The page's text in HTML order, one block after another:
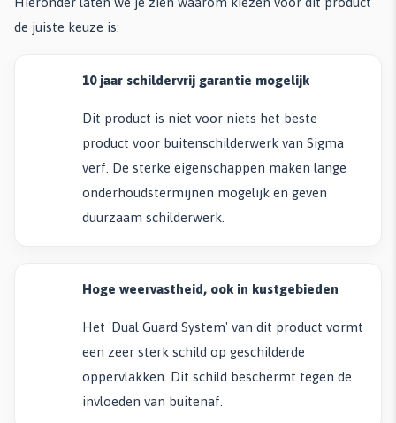
de juiste keuze is:
10 jaar schildervrij garantie mogelijk
Dit product is niet voor niets het beste
product voor buitenschilderwerk van Sigma
verf. De sterke eigenschappen maken lange
onderhoudstermijnen mogelijk en geven
duurzaam schilderwerk.
Hoge weervastheid, ook in kustgebieden
Het 'Dual Guard System' van dit product vormt
een zeer sterk schild op geschilderde
oppervlakken. Dit schild beschermt tegen de
invloeden van buitenaf.